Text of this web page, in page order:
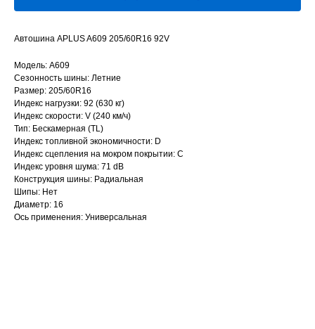
Автошина APLUS A609 205/60R16 92V
Модель: A609
Сезонность шины: Летние
Размер: 205/60R16
Индекс нагрузки: 92 (630 кг)
Индекс скорости: V (240 км/ч)
Тип: Бескамерная (TL)
Индекс топливной экономичности: D
Индекс сцепления на мокром покрытии: C
Индекс уровня шума: 71 dB
Конструкция шины: Радиальная
Шипы: Нет
Диаметр: 16
Ось применения: Универсальная